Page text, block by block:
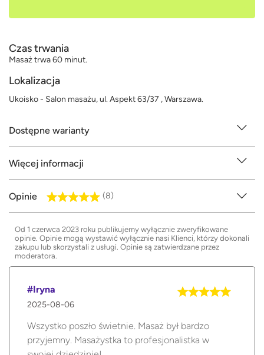
Czas trwania
Masaż trwa 60 minut.
Lokalizacja
Ukoisko - Salon masażu, ul. Aspekt 63/37 , Warszawa.
Dostępne warianty
Więcej informacji
Opinie (8)
Od 1 czerwca 2023 roku publikujemy wyłącznie zweryfikowane
opinie. Opinie mogą wystawić wyłącznie nasi Klienci, którzy dokonali
zakupu lub skorzystali z usługi. Opinie są zatwierdzane przez
moderatora.
#Iryna
2025-08-06
Wszystko poszło świetnie. Masaż był bardzo
przyjemny. Masażystka to profesjonalistka w